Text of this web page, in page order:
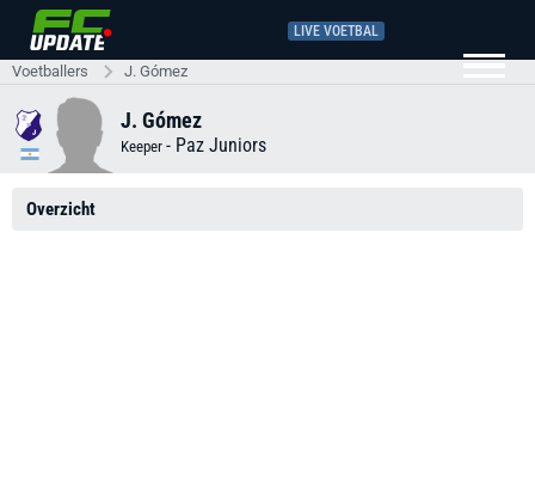
LIVE VOETBAL
Voetballers J. Gómez
J. Gómez
Keeper - Paz Juniors
Overzicht